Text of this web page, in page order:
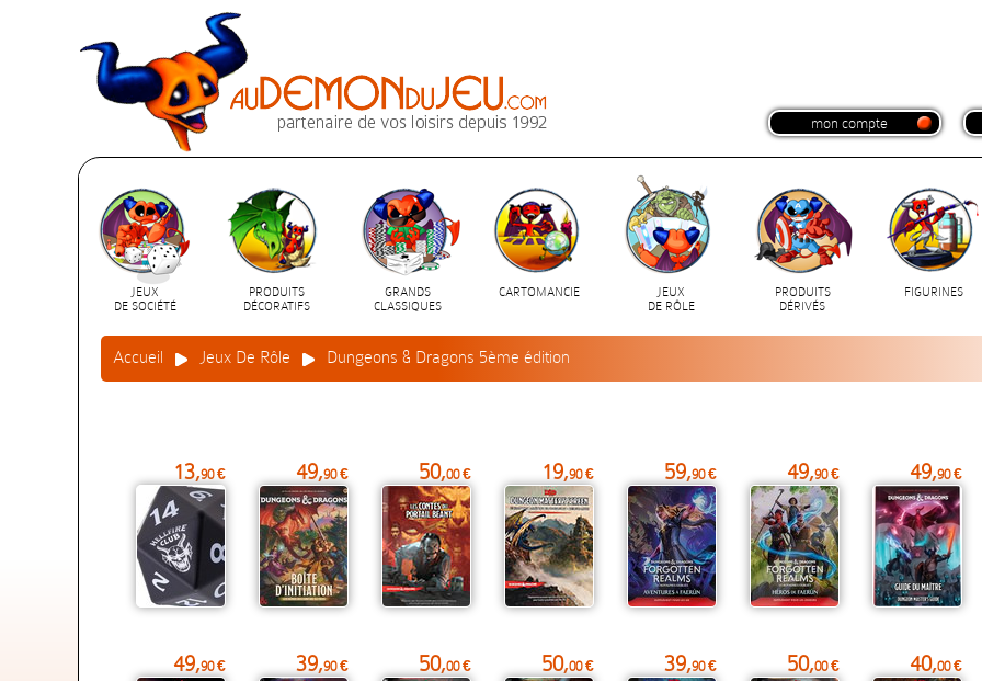
mon compte
JEUX
DE SOCIÉTÉ
PRODUITS
DÉCORATIFS
GRANDS
CLASSIQUES
CARTOMANCIE
JEUX
DE RÔLE
PRODUITS
DÉRIVÉS
FIGURINES
Accueil Jeux De Rôle Dungeons & Dragons 5ème édition
13,90 € 49,90 € 50,00 € 19,90 € 59,90 € 49,90 € 49,90 €
49,90 € 39,90 € 50,00 € 50,00 € 39,90 € 50,00 € 40,00 €